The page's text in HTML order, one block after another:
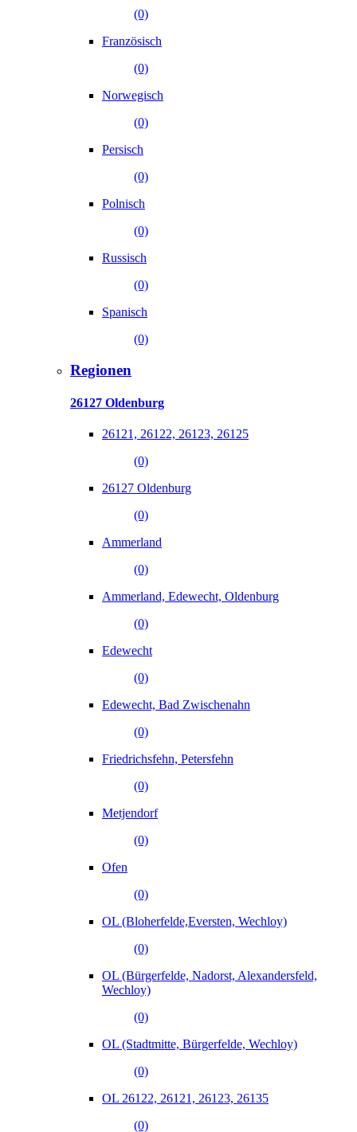
(0)
Französisch
(0)
Norwegisch
(0)
Persisch
(0)
Polnisch
(0)
Russisch
(0)
Spanisch
(0)
Regionen
26127 Oldenburg
26121, 26122, 26123, 26125
(0)
26127 Oldenburg
(0)
Ammerland
(0)
Ammerland, Edewecht, Oldenburg
(0)
Edewecht
(0)
Edewecht, Bad Zwischenahn
(0)
Friedrichsfehn, Petersfehn
(0)
Metjendorf
(0)
Ofen
(0)
OL (Bloherfelde,Eversten, Wechloy)
(0)
OL (Bürgerfelde, Nadorst, Alexandersfeld,
Wechloy)
(0)
OL (Stadtmitte, Bürgerfelde, Wechloy)
(0)
OL 26122, 26121, 26123, 26135
(0)